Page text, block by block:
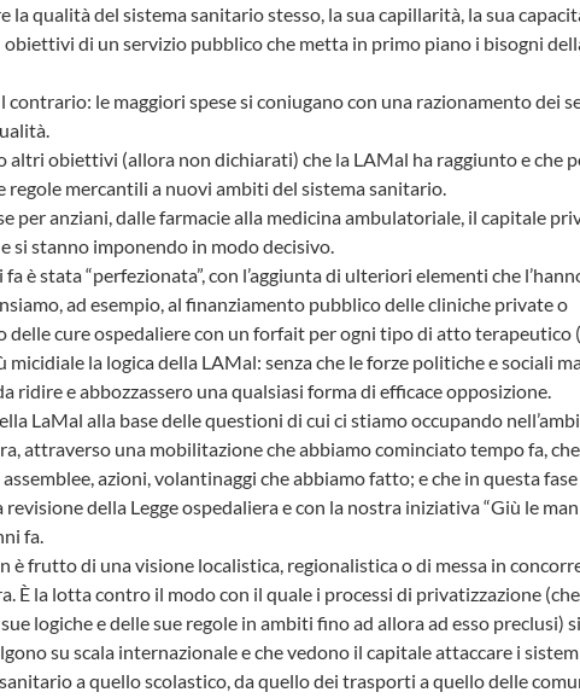
la qualità del sistema sanitario stesso, la sua capillarità, la sua
di un servizio pubblico che metta in primo piano i bisogni
contrario: le maggiori spese si coniugano con una razionamento dei
altri obiettivi (allora non dichiarati) che la LAMal ha raggiunto e che
regole mercantili a nuovi ambiti del sistema sanitario.
per anziani, dalle farmacie alla medicina ambulatoriale, il capitale
si stanno imponendo in modo decisivo.
è stata “perfezionata”, con l’aggiunta di ulteriori elementi che
ad esempio, al finanziamento pubblico delle cliniche private o
delle cure ospedaliere con un forfait per ogni tipo di atto terapeutico
micidiale la logica della LAMal: senza che le forze politiche e sociali
ridire e abbozzassero una qualsiasi forma di efficace opposizione.
LaMal alla base delle questioni di cui ci stiamo occupando
attraverso una mobilitazione che abbiamo cominciato tempo fa,
azioni, volantinaggi che abbiamo fatto; e che in questa
della Legge ospedaliera e con la nostra iniziativa “Giù le
fa.
è frutto di una visione localistica, regionalistica o di messa in
È la lotta contro il modo con il quale i processi di privatizzazione
logiche e delle sue regole in ambiti fino ad allora ad esso preclusi)
su scala internazionale e che vedono il capitale attaccare i
a quello scolastico, da quello dei trasporti a quello delle